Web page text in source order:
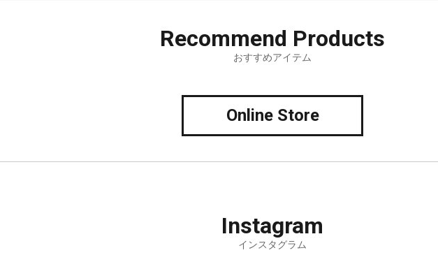
Recommend Products
おすすめアイテム
Online Store
Instagram
インスタグラム